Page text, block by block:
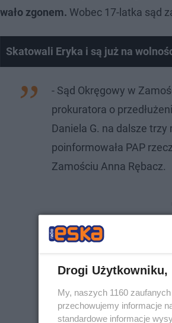
zgonem. Wobec 17-latka sąd
Skatowali Eryka i są już na
- Sąd Okręgowy w
prokuratora o
Daniela G. na dalsze
poinformowała PAP
Zamościu Anna Rębacz.
Drogi Użytkowniku,
My, naszych 1160
przechowujemy informacje
standardowe informacje